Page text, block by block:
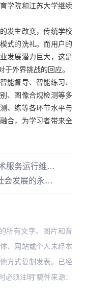
学院和江苏大学继续
发生改变，传统学校
式的洗礼。而用户的
发展潜力巨大，这是
外界挑战的回应。
能督导、智能练习、
、图像合规检测等多
、练等各环节水平与
合，为学习者带来全
弘成科技通过《ITSS信息技术服务运行维护标准》符合性评估
发展智慧教育——打造未来社会发展的永动机
所有文字、图片和音
、网站或个人未经本
方式复制发表。已经
必须注明"稿件来源：